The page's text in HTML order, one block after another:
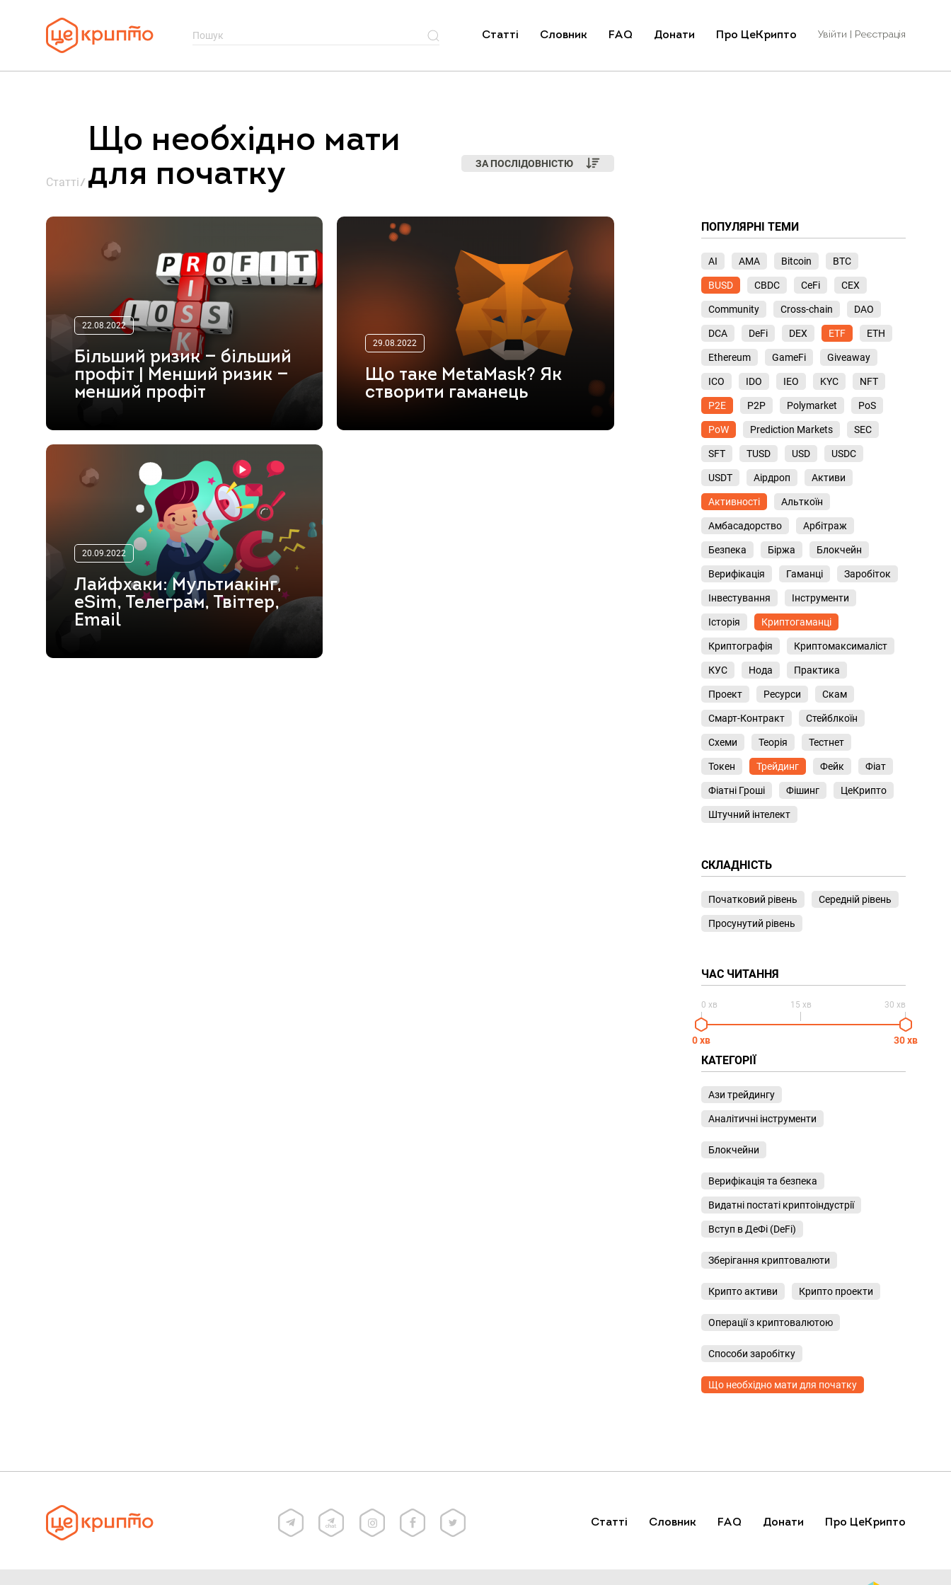
Статті Словник FAQ Донати Про ЦеКрипто Увійти | Реєстрація
Статті
Що необхідно мати
для початку
ЗА ПОСЛІДОВНІСТЮ
22.08.2022
Більший ризик — більший
профіт | Менший ризик —
менший профіт
29.08.2022
Що таке MetaMask? Як
створити гаманець
20.09.2022
Лайфхаки: Мультиакінг,
eSim, Телеграм, Твіттер,
Email
ПОПУЛЯРНІ ТЕМИ
AI AMA Bitcoin BTC
BUSD CBDC CeFi CEX
Community Cross-chain DAO
DCA DeFi DEX ETF ETH
Ethereum GameFi Giveaway
ICO IDO IEO KYC NFT
P2E P2P Polymarket PoS
PoW Prediction Markets SEC
SFT TUSD USD USDC
USDT Аірдроп Активи
Активності Альткоїн
Амбасадорство Арбітраж
Безпека Біржа Блокчейн
Верифікація Гаманці Заробіток
Інвестування Інструменти
Історія Криптогаманці
Криптографія Криптомаксималіст
КУС Нода Практика
Проект Ресурси Скам
Смарт-Контракт Стейблкоїн
Схеми Теорія Тестнет
Токен Трейдинг Фейк Фіат
Фіатні Гроші Фішинг ЦеКрипто
Штучний інтелект
СКЛАДНІСТЬ
Початковий рівень Середній рівень
Просунутий рівень
ЧАС ЧИТАННЯ
0 хв 15 хв 30 хв
0 хв 30 хв
КАТЕГОРІЇ
Ази трейдингу
Аналітичні інструменти
Блокчейни
Верифікація та безпека
Видатні постаті криптоіндустрії
Вступ в ДеФі (DeFi)
Зберігання криптовалюти
Крипто активи Крипто проекти
Операції з криптовалютою
Способи заробітку
Що необхідно мати для початку
Статті Словник FAQ Донати Про ЦеКрипто